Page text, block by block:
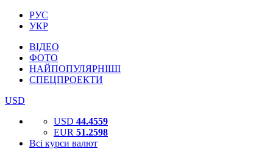
РУС
УКР
ВІДЕО
ФОТО
НАЙПОПУЛЯРНІШІ
СПЕЦПРОЕКТИ
USD
USD 44.4559
EUR 51.2598
Всі курси валют